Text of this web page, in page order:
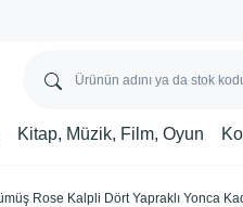
Kitap, Müzik, Film, Oyun
Rose Kalpli Dört Yapraklı Yonca